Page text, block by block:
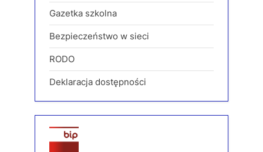
Gazetka szkolna
Bezpieczeństwo w sieci
RODO
Deklaracja dostępności